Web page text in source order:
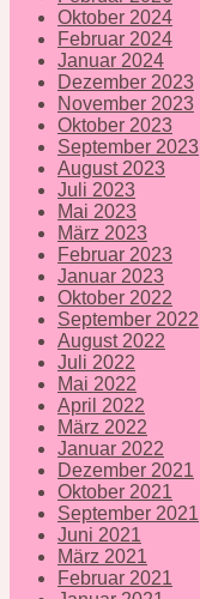
Oktober 2024
Februar 2024
Januar 2024
Dezember 2023
November 2023
Oktober 2023
September 2023
August 2023
Juli 2023
Mai 2023
März 2023
Februar 2023
Januar 2023
Oktober 2022
September 2022
August 2022
Juli 2022
Mai 2022
April 2022
März 2022
Januar 2022
Dezember 2021
Oktober 2021
September 2021
Juni 2021
März 2021
Februar 2021